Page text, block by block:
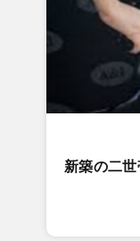
新築の二